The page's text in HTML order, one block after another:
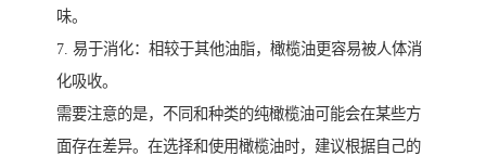
味。
7. 易于消化：相较于其他油脂，橄榄油更容易被人体消
化吸收。
需要注意的是，不同和种类的纯橄榄油可能会在某些方
面存在差异。在选择和使用橄榄油时，建议根据自己的